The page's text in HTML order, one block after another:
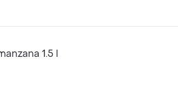
1.5 l